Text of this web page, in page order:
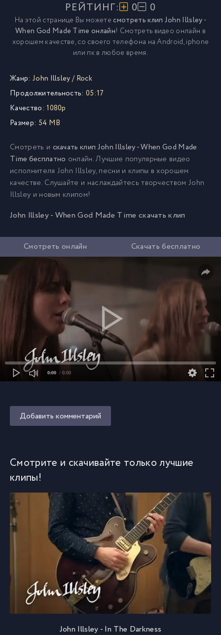
РЕЙТИНГ: 0 0
На этой странице Вы можетесмотреть клип John Illsley -
When God Made Time онлайн! Смотреть видео онлайн в
хорошем качестве, со своего телефона на Android, iphone
или пк в любое время.
Жанр: John Illsley/ Rock
Продолжительность: 05:17
Качество: 1080p
Размер: 54 MB
Смотреть и скачать клип John Illsley - When God Made
Time бесплатно онлайн. Лучшие популярные видео
исполнителя John Illsley, песни и клипы в хорошем
качестве. Слушайте и наслаждайтесь творчеством John
Illsley и новым клипом!
John Illsley - When God Made Time скачать клип
Смотреть онлайн Скачать бесплатно
0:00 / 0:00
Добавить комментарий
Смотрите и скачивайте только лучшие
клипы!
John Illsley - In The Darkness